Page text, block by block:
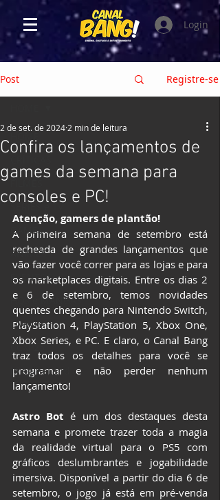
Login
Post Registre-se
SÉRIES e TV
GAMES
ANIMES
EVENTOS
HQs e MANGÁS
LIVROS
CCXP25
ImagineLand
Confira os lançamentos de
games da semana para
consoles e PC!
2 de set. de 2024 2 min de leitura
Atenção, gamers de plantão!
A primeira semana de setembro está
recheada de grandes lançamentos que
vão fazer você correr para as lojas e para
os marketplaces digitais. Entre os dias 2
e 6 de setembro, temos novidades
quentes chegando para Nintendo Switch,
PlayStation 4, PlayStation 5, Xbox One,
Xbox Series, e PC. E claro, o Canal Bang
traz todos os detalhes para você se
programar e não perder nenhum
lançamento!
Astro Bot é um dos destaques desta
semana e promete trazer toda a magia
da realidade virtual para o PS5 com
gráficos deslumbrantes e jogabilidade
imersiva. Disponível a partir do dia 6 de
setembro, o jogo já está em pré-venda